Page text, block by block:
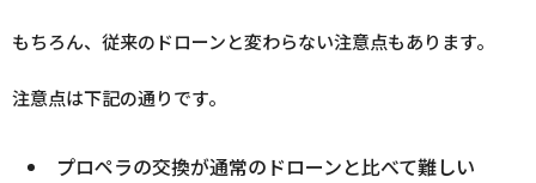
もちろん、従来のドローンと変わらない注意点もあります。
注意点は下記の通りです。
プロペラの交換が通常のドローンと比べて難しい